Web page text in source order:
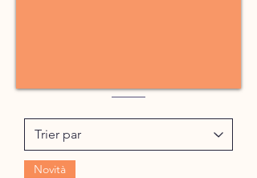
Novità